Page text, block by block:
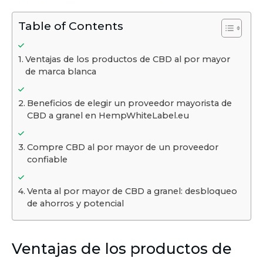
Table of Contents
Ventajas de los productos de CBD al por mayor
de marca blanca
Beneficios de elegir un proveedor mayorista de
CBD a granel en HempWhiteLabel.eu
Compre CBD al por mayor de un proveedor
confiable
Venta al por mayor de CBD a granel: desbloqueo
de ahorros y potencial
Ventajas de los productos de